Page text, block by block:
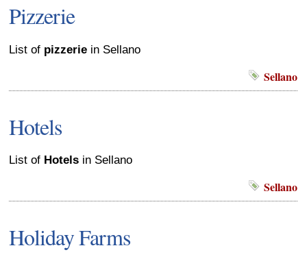
Pizzerie
List of pizzerie in Sellano
Sellano
Hotels
List of Hotels in Sellano
Sellano
Holiday Farms